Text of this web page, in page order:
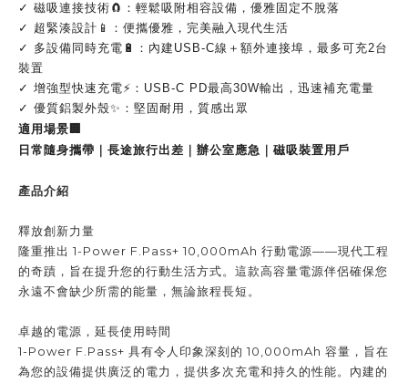
✓ 磁吸連接技術🧲：輕鬆吸附相容設備，優雅固定不脫落
✓ 超緊湊設計📱：便攜優雅，完美融入現代生活
✓ 多設備同時充電🔋：內建USB-C線＋額外連接埠，最多可充2台
裝置
✓ 增強型快速充電⚡：USB-C PD最高30W輸出，迅速補充電量
✓ 優質鋁製外殼✨：堅固耐用，質感出眾
適用場景🏢
日常隨身攜帶｜長途旅行出差｜辦公室應急｜磁吸裝置用戶
產品介紹
釋放創新力量
隆重推出 1-Power F.Pass+ 10,000mAh 行動電源——現代工程
的奇蹟，旨在提升您的行動生活方式。這款高容量電源伴侶確保您
永遠不會缺少所需的能量，無論旅程長短。
卓越的電源，延長使用時間
1-Power F.Pass+ 具有令人印象深刻的 10,000mAh 容量，旨在
為您的設備提供廣泛的電力，提供多次充電和持久的性能。內建的